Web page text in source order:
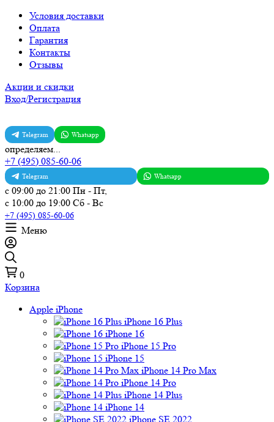
Условия доставки
Оплата
Гарантия
Контакты
Отзывы
Акции и скидки
Вход/Регистрация
Telegram Whatsapp
определяем...
+7 (495) 085-60-06
Telegram Whatsapp
с 09:00 до 21:00 Пн - Пт,
с 10:00 до 19:00 Сб - Вс
+7 (495) 085-60-06
Меню
0
Корзина
Apple iPhone
iPhone 16 Plus
iPhone 16
iPhone 15 Pro
iPhone 15
iPhone 14 Pro Max
iPhone 14 Pro
iPhone 14 Plus
iPhone 14
iPhone SE 2022